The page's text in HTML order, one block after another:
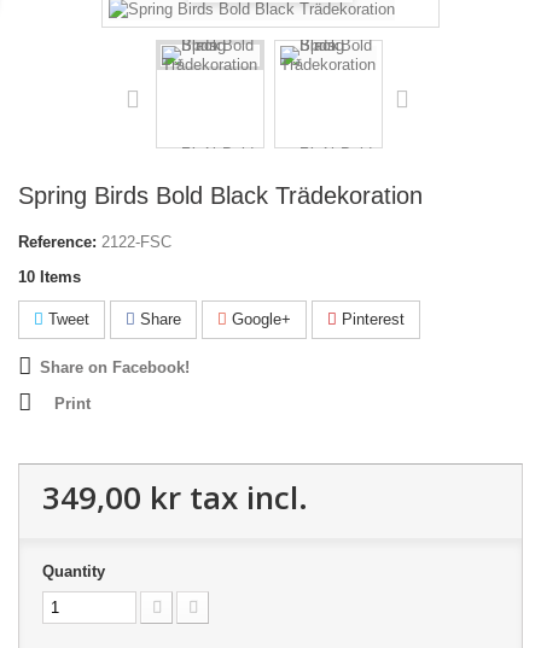
Spring Birds Bold Black Trädekoration
Reference: 2122-FSC
10 Items
Tweet Share Google+ Pinterest
Share on Facebook!
Print
349,00 kr tax incl.
Quantity